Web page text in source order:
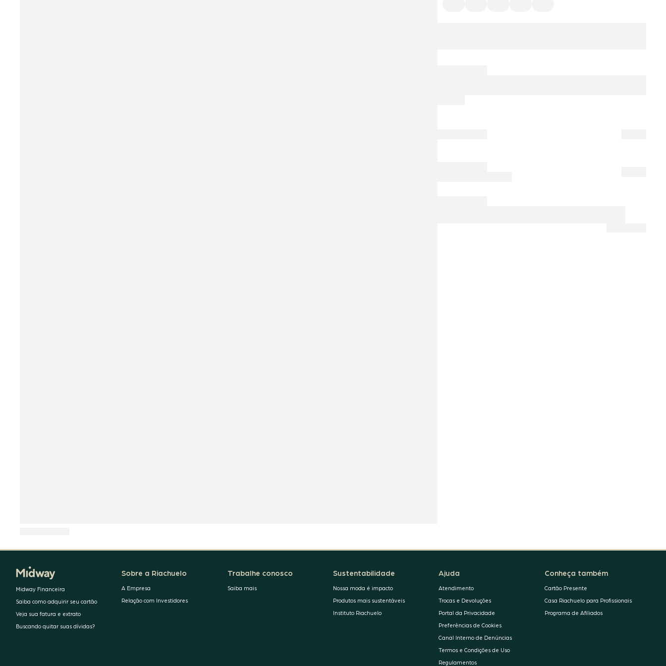
Midway Financeira
Saiba como adquirir seu cartão
Veja sua fatura e extrato
Buscando quitar suas dívidas?
Sobre a Riachuelo
A Empresa
Relação com Investidores
Trabalhe conosco
Saiba mais
Sustentabilidade
Nossa moda é impacto
Produtos mais sustentáveis
Instituto Riachuelo
Ajuda
Atendimento
Trocas e Devoluções
Portal da Privacidade
Preferências de Cookies
Canal Interno de Denúncias
Termos e Condições de Uso
Regulamentos
Conheça também
Cartão Presente
Casa Riachuelo para Profissionais
Programa de Afiliados